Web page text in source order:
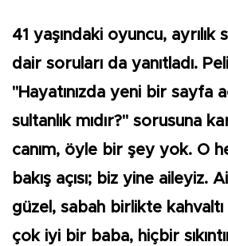
41 yaşındaki oyuncu, ayrılık
dair soruları da yanıtladı.
"Hayatınızda yeni bir sayfa
sultanlık mıdır?" sorusuna
canım, öyle bir şey yok. O
bakış açısı; biz yine aileyiz.
güzel, sabah birlikte
çok iyi bir baba, hiçbir